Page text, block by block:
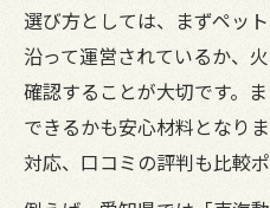
に家族でできるこ
安心して進めるた
ックリスト
葬儀当日までに愛
選び方としては、まずペッ
沿って運営されているか、
確認することが大切です。
できるかも安心材料となり
対応、口コミの評判も比較ポ